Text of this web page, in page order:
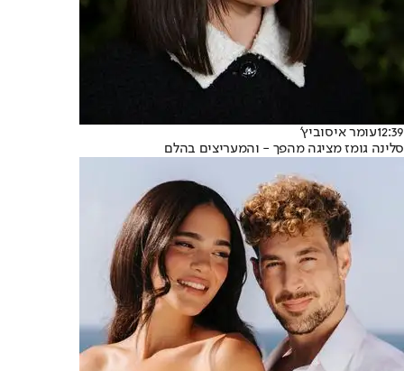
12:39עומר איסוביץ'
סלינה גומז מציגה מהפך - והמעריצים בהלם